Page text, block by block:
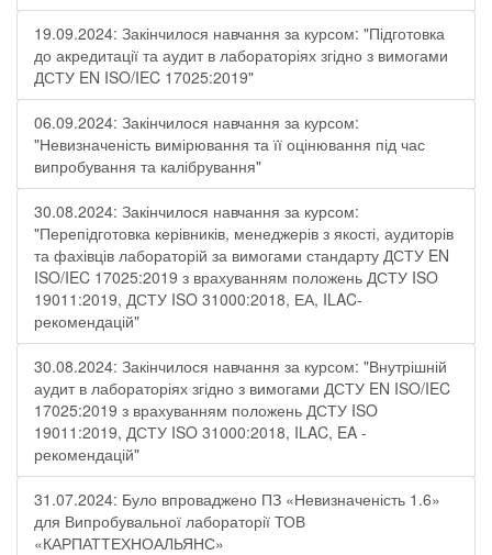
19.09.2024: Закінчилося навчання за курсом: "Підготовка
до акредитації та аудит в лабораторіях згідно з вимогами
ДСТУ EN ISO/IEC 17025:2019"
06.09.2024: Закінчилося навчання за курсом:
"Невизначеність вимірювання та її оцінювання під час
випробування та калібрування"
30.08.2024: Закінчилося навчання за курсом:
"Перепідготовка керівників, менеджерів з якості, аудиторів
та фахівців лабораторій за вимогами стандарту ДСТУ EN
ISO/IEC 17025:2019 з врахуванням положень ДСТУ ISO
19011:2019, ДСТУ ISO 31000:2018, ЕА, ILAC-
рекомендацій"
30.08.2024: Закінчилося навчання за курсом: "Внутрішній
аудит в лабораторіях згідно з вимогами ДСТУ EN ISO/IEC
17025:2019 з врахуванням положень ДСТУ ISO
19011:2019, ДСТУ ISO 31000:2018, ILAC, EA -
рекомендацій"
31.07.2024: Було впроваджено ПЗ «Невизначеність 1.6»
для Випробувальної лабораторії ТОВ
«КАРПАТТЕХНОАЛЬЯНС»